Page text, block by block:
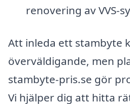
renovering av VVS-
Att inleda ett stambyte
överväldigande, men
stambyte-pris.se gör
Vi hjälper dig att hitta